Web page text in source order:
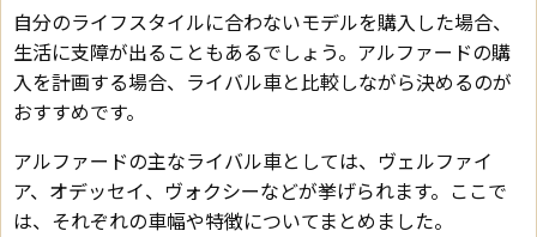
自分のライフスタイルに合わないモデルを購入した場合、
生活に支障が出ることもあるでしょう。アルファードの購
入を計画する場合、ライバル車と比較しながら決めるのが
おすすめです。
アルファードの主なライバル車としては、ヴェルファイ
ア、オデッセイ、ヴォクシーなどが挙げられます。ここで
は、それぞれの車幅や特徴についてまとめました。